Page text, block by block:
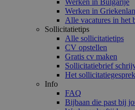
Werken in Bulgarije
Werken in
Alle vacatures in het
Sollicitatietips
Alle sollicitatietips
CV opstellen
Gratis cv maken
Sollicitatiebrief
Het sollicitatiegesprek
Info
FAQ
Bijbaan die past bij